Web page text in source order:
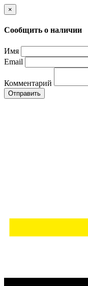
×
Сообщить о наличии
Имя
Email
Комментарий
Отправить